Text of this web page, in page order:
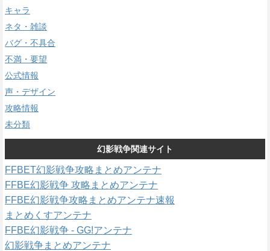
キャラ
ネタ・雑談
バグ・不具合
不満・要望
公式情報
声・デザイン
攻略情報
未分類
幻影戦争関連サイト
FFBET幻影戦争攻略まとめアンテナ
FFBE幻影戦争 攻略まとめアンテナ
FFBE幻影戦争攻略まとめアンテナ速報
まとめくすアンテナ
FFBE幻影戦争 - GG!アンテナ
幻影戦争まとめアンテナ